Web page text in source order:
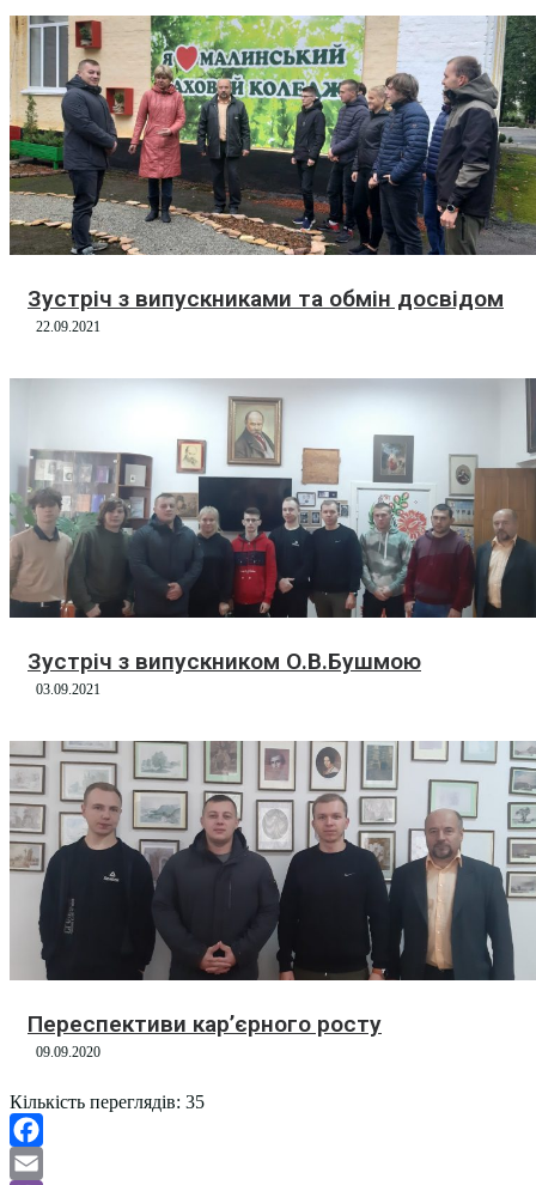
Зустріч з випускниками та обмін досвідом
22.09.2021
Зустріч з випускником О.В.Бушмою
03.09.2021
Переспективи кар’єрного росту
09.09.2020
Кількість переглядів: 35
Facebook